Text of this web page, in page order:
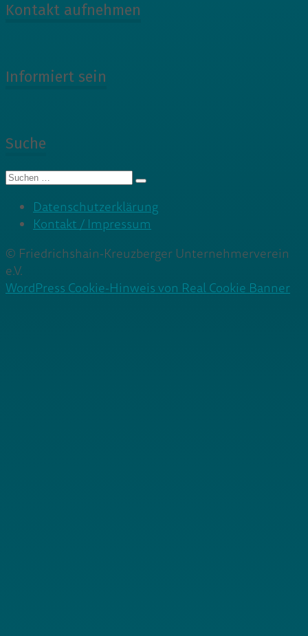
Kontakt aufnehmen
Informiert sein
Suche
Suche
Datenschutzerklärung
Kontakt / Impressum
© Friedrichshain-Kreuzberger Unternehmerverein
e.V.
WordPress Cookie-Hinweis von Real Cookie Banner